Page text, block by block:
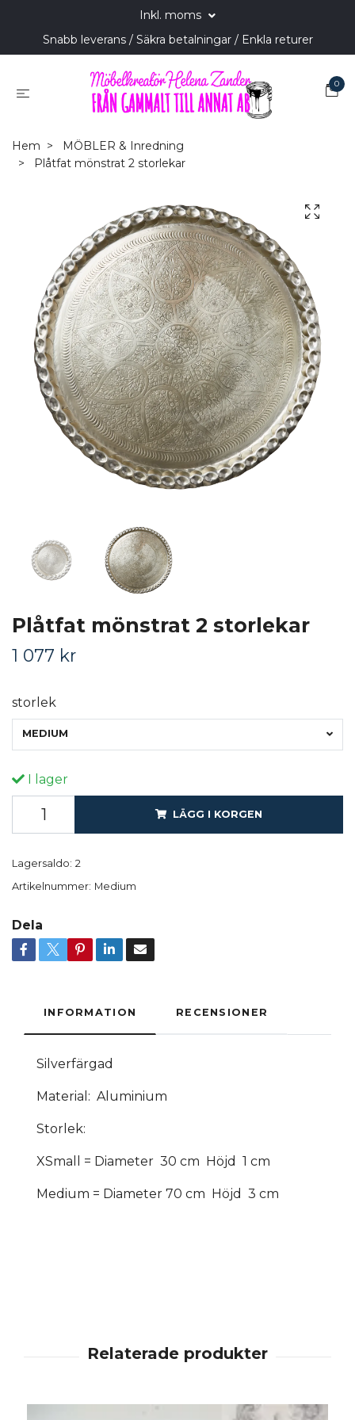
Inkl. moms
Snabb leverans / Säkra betalningar / Enkla returer
0
Hem
MÖBLER & Inredning
Plåtfat mönstrat 2 storlekar
Plåtfat mönstrat 2 storlekar
1 077 kr
storlek
MEDIUM
I lager
LÄGG I KORGEN
Lagersaldo: 2
Artikelnummer: Medium
Dela
INFORMATION RECENSIONER
Silverfärgad
Material: Aluminium
Storlek:
XSmall = Diameter 30 cm Höjd 1 cm
Medium = Diameter 70 cm Höjd 3 cm